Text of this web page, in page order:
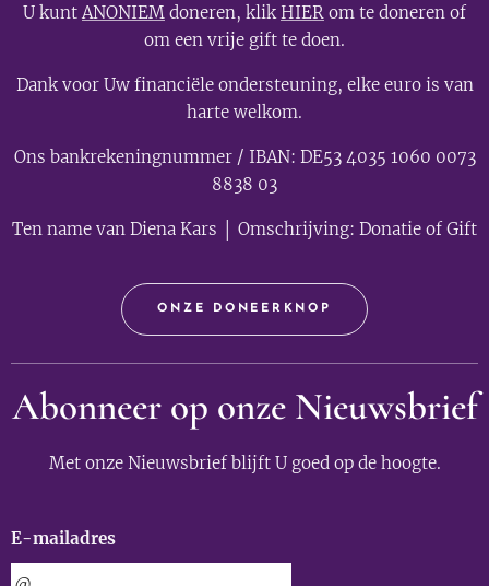
U kunt ANONIEM doneren, klik HIER om te doneren of
om een vrije gift te doen.
Dank voor Uw financiële ondersteuning, elke euro is van
harte welkom.
Ons bankrekeningnummer / IBAN: DE53 4035 1060 0073
8838 03
Ten name van Diena Kars │ Omschrijving: Donatie of Gift
ONZE DONEERKNOP
Abonneer op onze Nieuwsbrief
Met onze Nieuwsbrief blijft U goed op de hoogte.
E-mailadres